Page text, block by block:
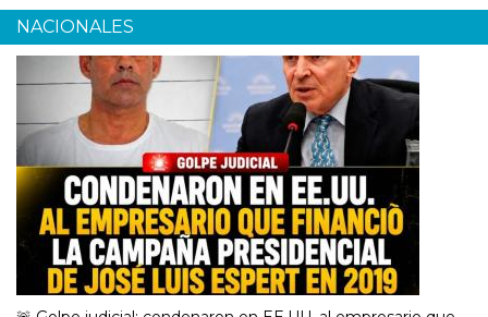
NACIONALES